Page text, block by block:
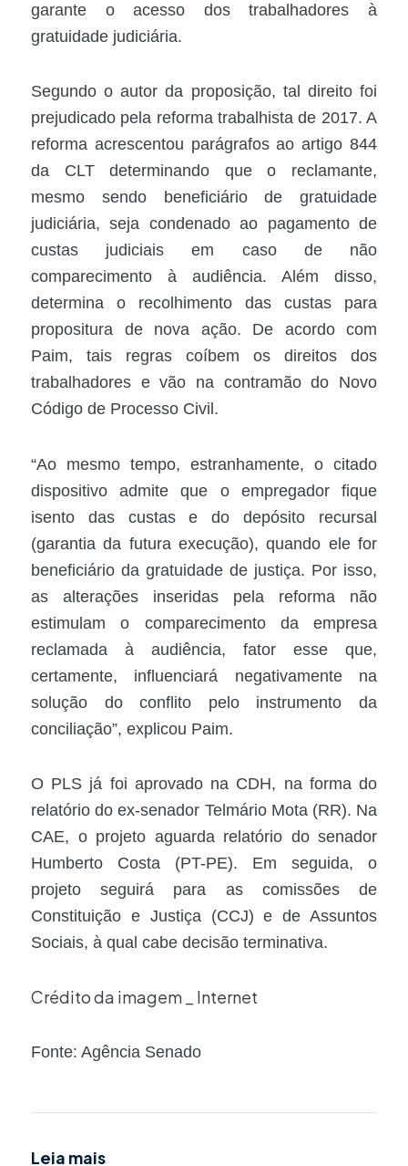
garante o acesso dos trabalhadores à
gratuidade judiciária.
Segundo o autor da proposição, tal direito foi
prejudicado pela reforma trabalhista de 2017. A
reforma acrescentou parágrafos ao artigo 844
da CLT determinando que o reclamante,
mesmo sendo beneficiário de gratuidade
judiciária, seja condenado ao pagamento de
custas judiciais em caso de não
comparecimento à audiência. Além disso,
determina o recolhimento das custas para
propositura de nova ação. De acordo com
Paim, tais regras coíbem os direitos dos
trabalhadores e vão na contramão do Novo
Código de Processo Civil.
“Ao mesmo tempo, estranhamente, o citado
dispositivo admite que o empregador fique
isento das custas e do depósito recursal
(garantia da futura execução), quando ele for
beneficiário da gratuidade de justiça. Por isso,
as alterações inseridas pela reforma não
estimulam o comparecimento da empresa
reclamada à audiência, fator esse que,
certamente, influenciará negativamente na
solução do conflito pelo instrumento da
conciliação”, explicou Paim.
O PLS já foi aprovado na CDH, na forma do
relatório do ex-senador Telmário Mota (RR). Na
CAE, o projeto aguarda relatório do senador
Humberto Costa (PT-PE). Em seguida, o
projeto seguirá para as comissões de
Constituição e Justiça (CCJ) e de Assuntos
Sociais, à qual cabe decisão terminativa.
Crédito da imagem _ Internet
Fonte: Agência Senado
Leia mais